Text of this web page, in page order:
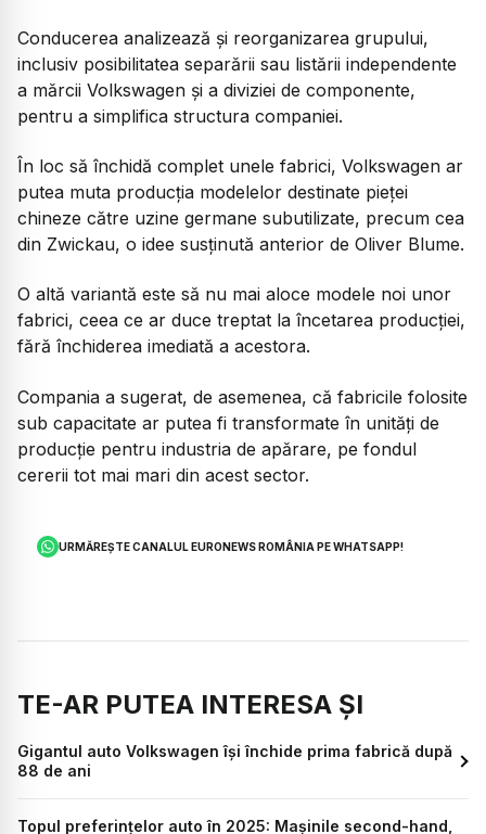
Conducerea analizează și reorganizarea grupului,
inclusiv posibilitatea separării sau listării independente
a mărcii Volkswagen și a diviziei de componente,
pentru a simplifica structura companiei.
În loc să închidă complet unele fabrici, Volkswagen ar
putea muta producția modelelor destinate pieței
chineze către uzine germane subutilizate, precum cea
din Zwickau, o idee susținută anterior de Oliver Blume.
O altă variantă este să nu mai aloce modele noi unor
fabrici, ceea ce ar duce treptat la încetarea producției,
fără închiderea imediată a acestora.
Compania a sugerat, de asemenea, că fabricile folosite
sub capacitate ar putea fi transformate în unități de
producție pentru industria de apărare, pe fondul
cererii tot mai mari din acest sector.
URMĂREȘTE CANALUL EURONEWS ROMÂNIA PE WHATSAPP!
TE-AR PUTEA INTERESA ȘI
Gigantul auto Volkswagen își închide prima fabrică după
88 de ani
Topul preferințelor auto în 2025: Mașinile second-hand,